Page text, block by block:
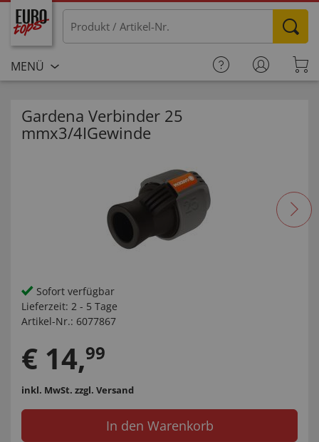
MENÜ
Gardena Verbinder 25
mmx3/4IGewinde
Sofort verfügbar
Lieferzeit: 2 - 5 Tage
Artikel-Nr.: 6077867
€ 14,99
inkl. MwSt. zzgl. Versand
In den Warenkorb